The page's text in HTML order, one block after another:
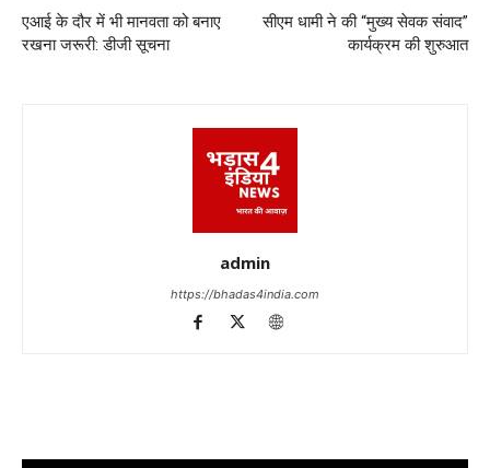
एआई के दौर में भी मानवता को बनाए
रखना जरूरी: डीजी सूचना
सीएम धामी ने की “मुख्य सेवक संवाद”
कार्यक्रम की शुरुआत
admin
https://bhadas4india.com